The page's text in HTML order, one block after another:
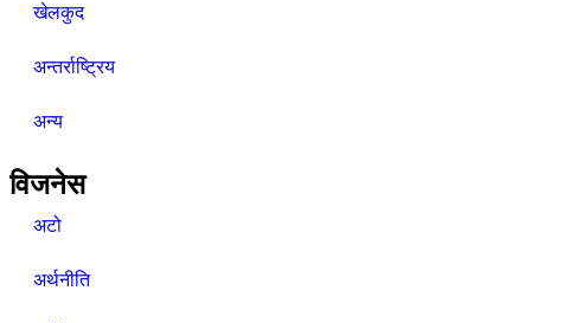
खेलकुद
अन्तर्राष्ट्रिय
अन्य
विजनेस
अटो
अर्थनीति